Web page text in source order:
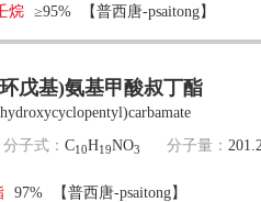
烷 ≥95% 【普西唐-psaitong】
戊基)氨基甲酸叔丁酯
分子式： C10H19NO3 分子量：
97% 【普西唐-psaitong】